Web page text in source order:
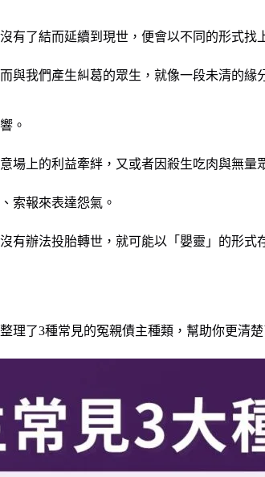
了結而延續到現世，便會以不同的形式找
與我們產生糾葛的眾生，就像一段未清的緣
。
場上的利益牽絆，又或者因殺生吃肉與無
索報來表達怨氣。
有辦法投胎轉世，就可能以「嬰靈」的形
了3種常見的冤親債主種類，幫助你更清